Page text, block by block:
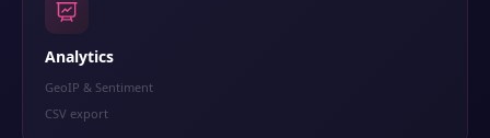
Analytics
GeoIP & Sentiment
CSV export